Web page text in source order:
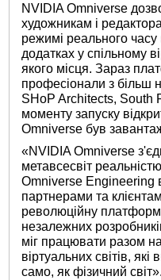
NVIDIA Omniverse
художникам і
режимі реального
додатках у спільному
якого місця. Зараз
професіонали з більш
SHoP Architects, South
моменту запуску
Omniverse був
«NVIDIA Omniverse
метавсесвіт
Omniverse Engineering
партнерами та
революційну
незалежних
міг працювати разом
віртуальних світів,
само, як фізичний світ».